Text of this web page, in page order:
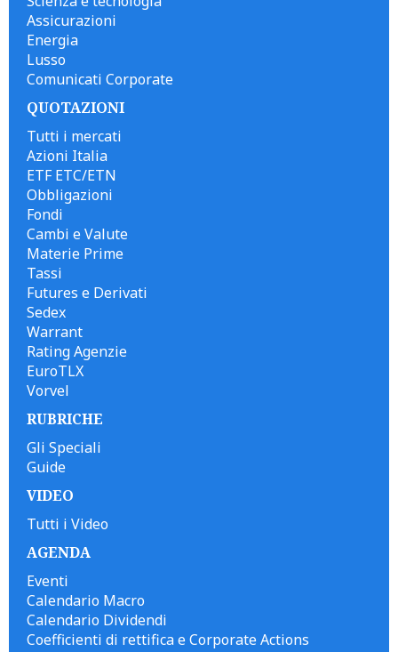
Assicurazioni
Energia
Lusso
Comunicati Corporate
QUOTAZIONI
Tutti i mercati
Azioni Italia
ETF ETC/ETN
Obbligazioni
Fondi
Cambi e Valute
Materie Prime
Tassi
Futures e Derivati
Sedex
Warrant
Rating Agenzie
EuroTLX
Vorvel
RUBRICHE
Gli Speciali
Guide
VIDEO
Tutti i Video
AGENDA
Eventi
Calendario Macro
Calendario Dividendi
Coefficienti di rettifica e Corporate Actions